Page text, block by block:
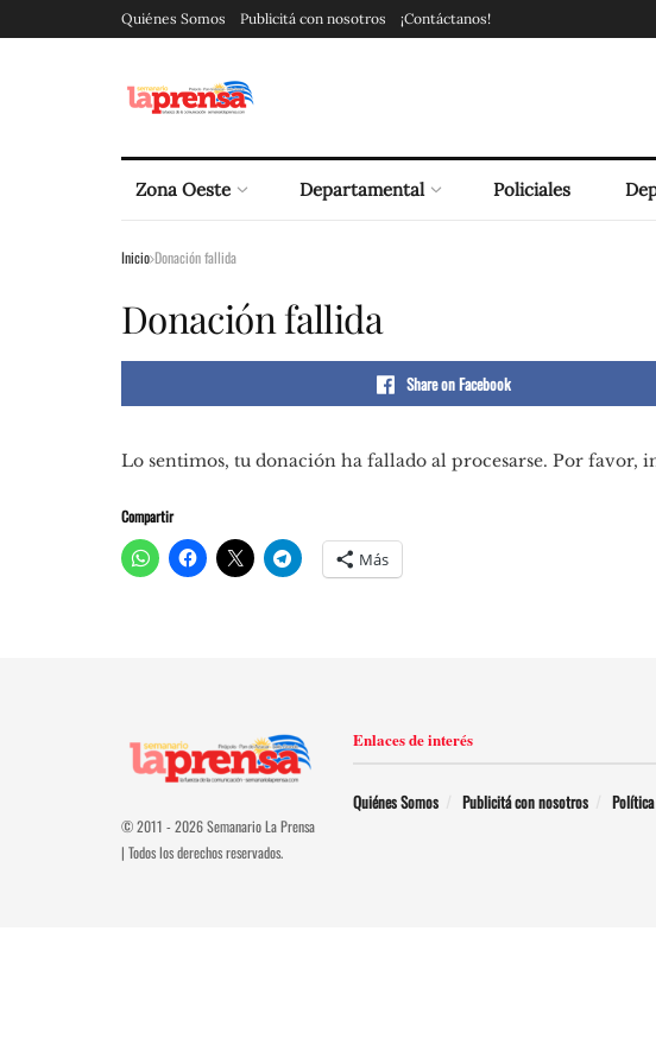
Quiénes Somos Publicitá con nosotros ¡Contáctanos!
Zona Oeste Departamental Policiales
Inicio Donación fallida
Donación fallida
Share on Facebook
Lo sentimos, tu donación ha fallado al procesarse. Por favor,
Compartir
Más
© 2011 - 2026 Semanario La Prensa
| Todos los derechos reservados.
Enlaces de interés
Quiénes Somos Publicitá con nosotros